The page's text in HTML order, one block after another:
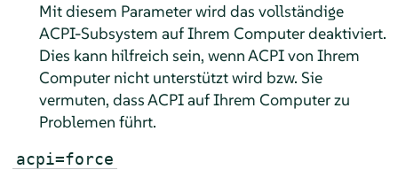
Mit diesem Parameter wird das vollständige
ACPI-Subsystem auf Ihrem Computer deaktiviert.
Dies kann hilfreich sein, wenn ACPI von Ihrem
Computer nicht unterstützt wird bzw. Sie
vermuten, dass ACPI auf Ihrem Computer zu
Problemen führt.
acpi=force